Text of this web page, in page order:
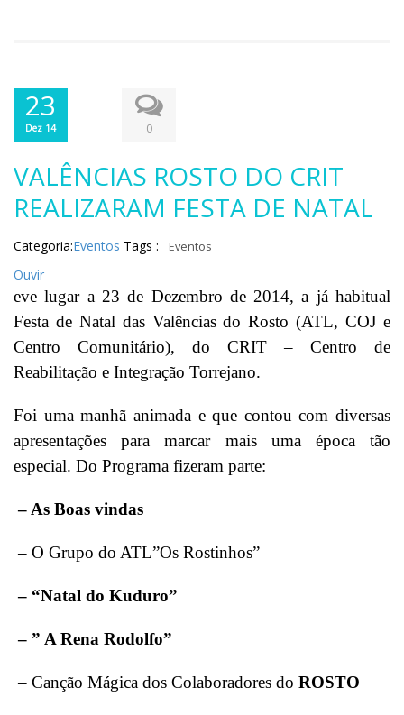
23
Dez 14 0
VALÊNCIAS ROSTO DO CRIT
REALIZARAM FESTA DE NATAL
Categoria:Eventos Tags : Eventos
Ouvir
eve lugar a 23 de Dezembro de 2014, a já habitual
Festa de Natal das Valências do Rosto (ATL, COJ e
Centro Comunitário), do CRIT – Centro de
Reabilitação e Integração Torrejano.
Foi uma manhã animada e que contou com diversas
apresentações para marcar mais uma época tão
especial. Do Programa fizeram parte:
– As Boas vindas
– O Grupo do ATL”Os Rostinhos”
– “Natal do Kuduro”
– ” A Rena Rodolfo”
– Canção Mágica dos Colaboradores do ROSTO